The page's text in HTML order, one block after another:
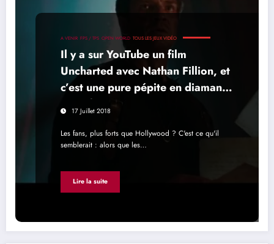
A VENIR FPS / TPS OPEN WORLD TOUS LES JEUX VIDÉO
Il y a sur YouTube un film
Uncharted avec Nathan Fillion, et
c’est une pure pépite en diamant
massif
17 Juillet 2018
Les fans, plus forts que Hollywood ? C'est ce qu'il
semblerait : alors que les…
Lire la suite